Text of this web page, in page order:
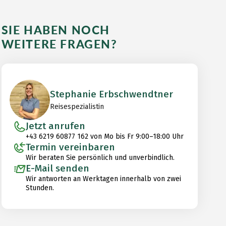
SIE HABEN NOCH
WEITERE FRAGEN?
Stephanie Erbschwendtner
Reisespezialistin
Jetzt anrufen
+43 6219 60877 162 von Mo bis Fr 9:00–18:00 Uhr
Termin vereinbaren
Wir beraten Sie persönlich und unverbindlich.
E-Mail senden
Wir antworten an Werktagen innerhalb von zwei
Stunden.